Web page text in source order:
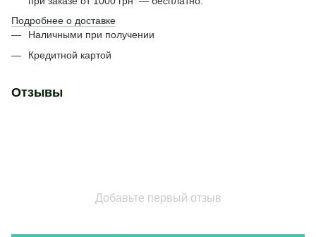
Подробнее о доставке
Наличными при получении
Кредитной картой
Отзывы
Добавьте первый отзыв